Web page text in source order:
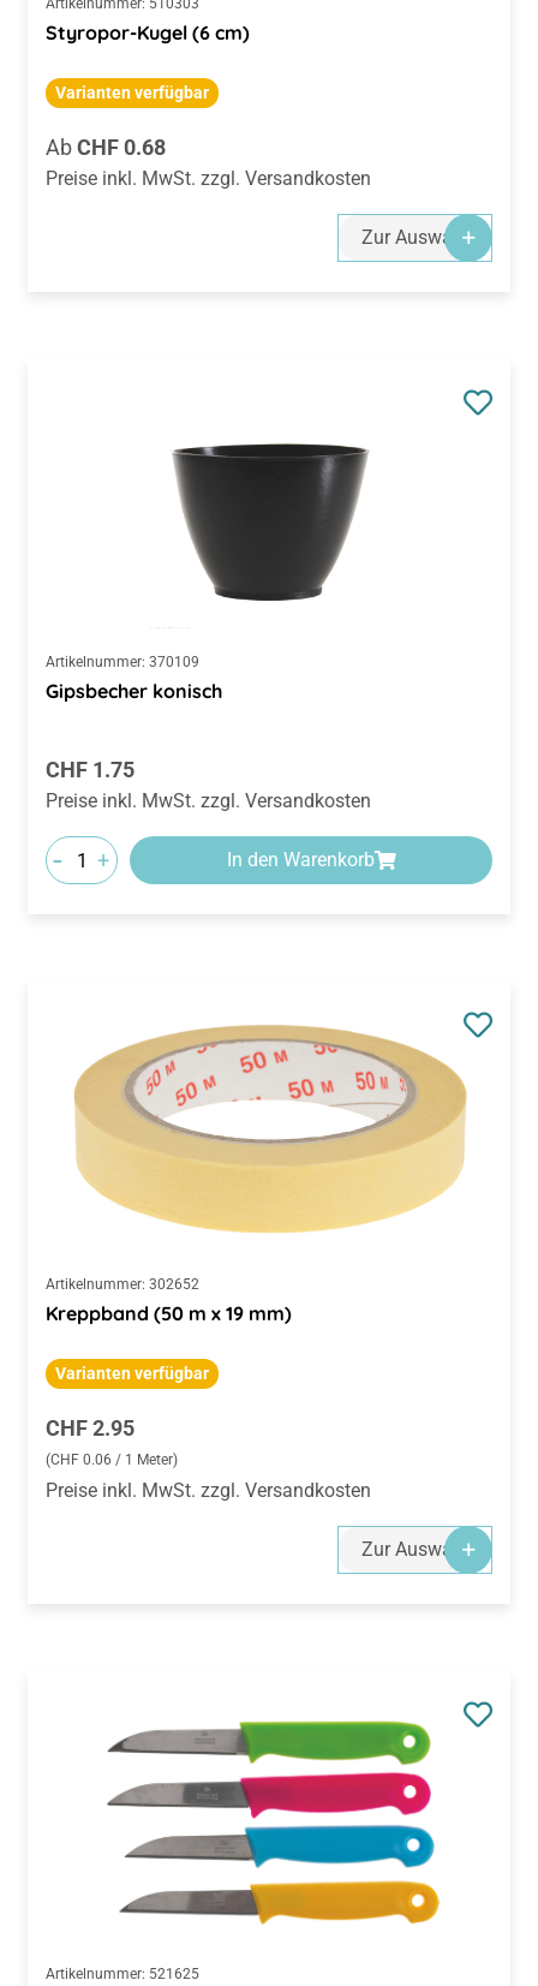
Artikelnummer: 510303
Styropor-Kugel (6 cm)
Varianten verfügbar
Regulärer Preis:
AbCHF 0.68
Preise inkl. MwSt. zzgl. Versandkosten
Zur Auswahl
Artikelnummer: 370109
Gipsbecher konisch
Regulärer Preis:
CHF 1.75
Preise inkl. MwSt. zzgl. Versandkosten
- + In den Warenkorb
Artikelnummer: 302652
Kreppband (50 m x 19 mm)
Varianten verfügbar
Regulärer Preis:
CHF 2.95
(CHF 0.06 / 1 Meter)
Preise inkl. MwSt. zzgl. Versandkosten
Zur Auswahl
Artikelnummer: 521625